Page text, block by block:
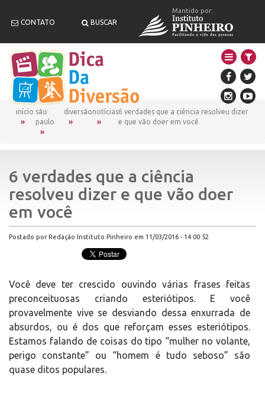
CONTATO BUSCAR
Mantido por:
início são
paulo
diversãonotícias6 verdades que a ciência resolveu dizer
e que vão doer em você
6 verdades que a ciência
resolveu dizer e que vão doer
em você
Postado por Redação Instituto Pinheiro em 11/03/2016 - 14:00:52
Você deve ter crescido ouvindo várias frases feitas
preconceituosas criando esteriótipos. E você
provavelmente vive se desviando dessa enxurrada de
absurdos, ou é dos que reforçam esses esteriótipos.
Estamos falando de coisas do tipo “mulher no volante,
perigo constante” ou “homem é tudo seboso” são
quase ditos populares.